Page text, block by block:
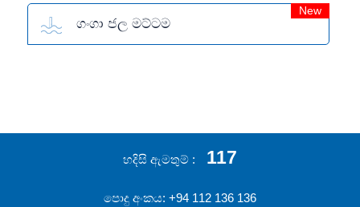
ගංගා ජල මට්ටම
New
හදිසි ඇමතුම් 117
පොදු අංකය: +94 112 136 136